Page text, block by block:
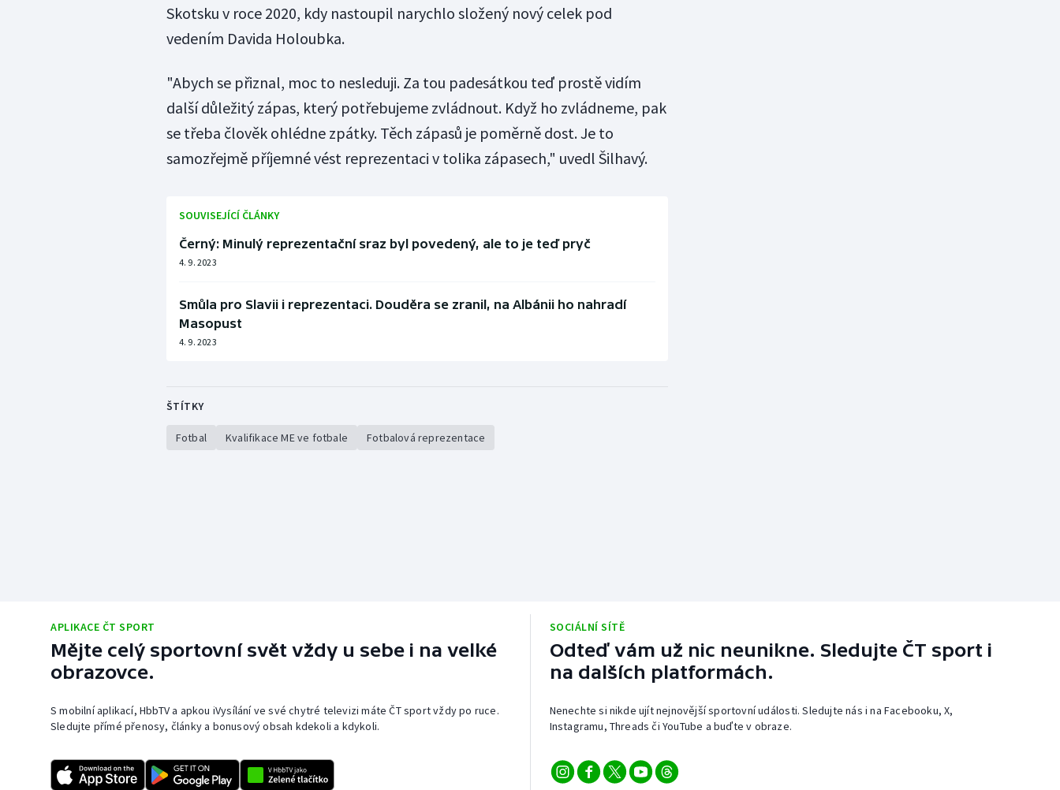
Skotsku v roce 2020, kdy nastoupil narychlo složený nový celek pod
vedením Davida Holoubka.
"Abych se přiznal, moc to nesleduji. Za tou padesátkou teď prostě vidím
další důležitý zápas, který potřebujeme zvládnout. Když ho zvládneme, pak
se třeba člověk ohlédne zpátky. Těch zápasů je poměrně dost. Je to
samozřejmě příjemné vést reprezentaci v tolika zápasech," uvedl Šilhavý.
SOUVISEJÍCÍ ČLÁNKY
Černý: Minulý reprezentační sraz byl povedený, ale to je teď pryč
4. 9. 2023
Smůla pro Slavii i reprezentaci. Douděra se zranil, na Albánii ho nahradí
Masopust
4. 9. 2023
ŠTÍTKY
Fotbal Kvalifikace ME ve fotbale Fotbalová reprezentace
APLIKACE ČT SPORT
Mějte celý sportovní svět vždy u sebe i na velké
obrazovce.
S mobilní aplikací, HbbTV a apkou iVysílání ve své chytré televizi máte ČT sport vždy po ruce.
Sledujte přímé přenosy, články a bonusový obsah kdekoli a kdykoli.
SOCIÁLNÍ SÍTĚ
Odteď vám už nic neunikne. Sledujte ČT sport i
na dalších platformách.
Nenechte si nikde ujít nejnovější sportovní události. Sledujte nás i na Facebooku, X,
Instagramu, Threads či YouTube a buďte v obraze.